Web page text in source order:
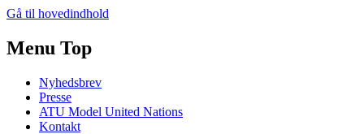
Gå til hovedindhold
Menu Top
Nyhedsbrev
Presse
ATU Model United Nations
Kontakt